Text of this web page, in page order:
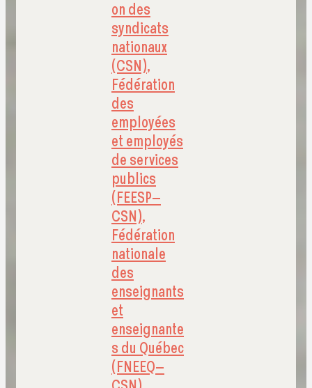
on des
syndicats
nationaux
(CSN),
Fédération
des
employées
et employés
de services
publics
(FEESP–
CSN),
Fédération
nationale
des
enseignants
et
enseignante
s du Québec
(FNEEQ–